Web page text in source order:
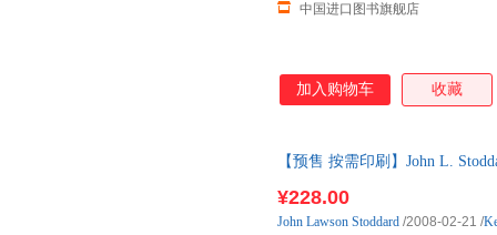
中国进口图书旗舰店
加入购物车 收藏
【预售 按需印刷】John L.
¥228.00
John Lawson Stoddard /2008-02-21 /